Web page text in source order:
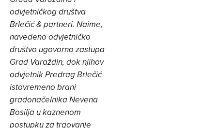
odvjetničkog društva
Brlečić & partneri. Naime,
navedeno odvjetničko
društvo ugovorno zastupa
Grad Varaždin, dok njihov
odvjetnik Predrag Brlečić
istovremeno brani
gradonačelnika Nevena
Bosilja u kaznenom
postupku za trgovanje